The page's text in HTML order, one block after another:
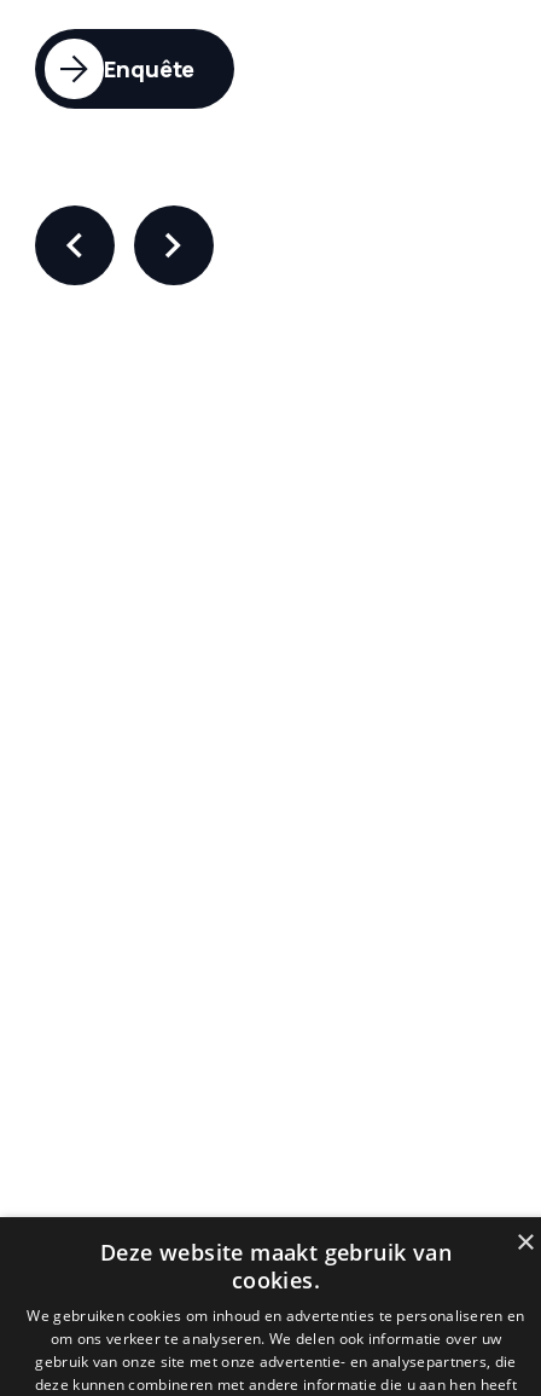
Enquête
×
Deze website maakt gebruik van
cookies.
We gebruiken cookies om inhoud en advertenties te personaliseren en
om ons verkeer te analyseren. We delen ook informatie over uw
gebruik van onze site met onze advertentie- en analysepartners, die
deze kunnen combineren met andere informatie die u aan hen heeft